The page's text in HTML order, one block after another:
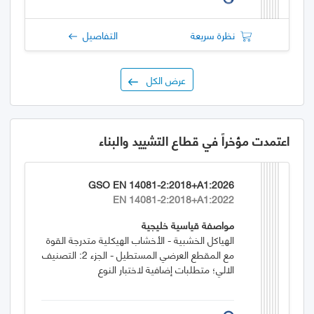
نظرة سريعة التفاصيل
عرض الكل
اعتمدت مؤخراً في قطاع التشييد والبناء
GSO EN 14081-2:2018+A1:2026
EN 14081-2:2018+A1:2022
مواصفة قياسية خليجية
الهياكل الخشبية - الأخشاب الهيكلية متدرجة القوة
مع المقطع العرضي المستطيل - الجزء 2: التصنيف
الالي؛ متطلبات إضافية لاختبار النوع